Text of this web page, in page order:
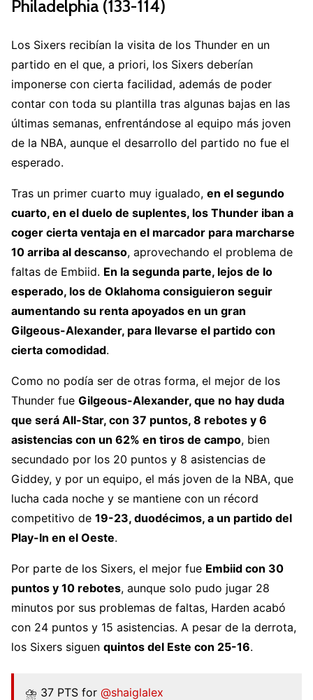
Philadelphia (133-114)
Los Sixers recibían la visita de los Thunder en un
partido en el que, a priori, los Sixers deberían
imponerse con cierta facilidad, además de poder
contar con toda su plantilla tras algunas bajas en las
últimas semanas, enfrentándose al equipo más joven
de la NBA, aunque el desarrollo del partido no fue el
esperado.
Tras un primer cuarto muy igualado, en el segundo
cuarto, en el duelo de suplentes, los Thunder iban a
coger cierta ventaja en el marcador para marcharse
10 arriba al descanso, aprovechando el problema de
faltas de Embiid. En la segunda parte, lejos de lo
esperado, los de Oklahoma consiguieron seguir
aumentando su renta apoyados en un gran
Gilgeous-Alexander, para llevarse el partido con
cierta comodidad.
Como no podía ser de otras forma, el mejor de los
Thunder fue Gilgeous-Alexander, que no hay duda
que será All-Star, con 37 puntos, 8 rebotes y 6
asistencias con un 62% en tiros de campo, bien
secundado por los 20 puntos y 8 asistencias de
Giddey, y por un equipo, el más joven de la NBA, que
lucha cada noche y se mantiene con un récord
competitivo de 19-23, duodécimos, a un partido del
Play-In en el Oeste.
Por parte de los Sixers, el mejor fue Embiid con 30
puntos y 10 rebotes, aunque solo pudo jugar 28
minutos por sus problemas de faltas, Harden acabó
con 24 puntos y 15 asistencias. A pesar de la derrota,
los Sixers siguen quintos del Este con 25-16.
⛈️ 37 PTS for @shaiglalex